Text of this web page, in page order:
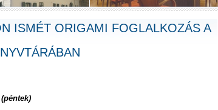
ISMÉT ORIGAMI FOGLALKOZÁS A